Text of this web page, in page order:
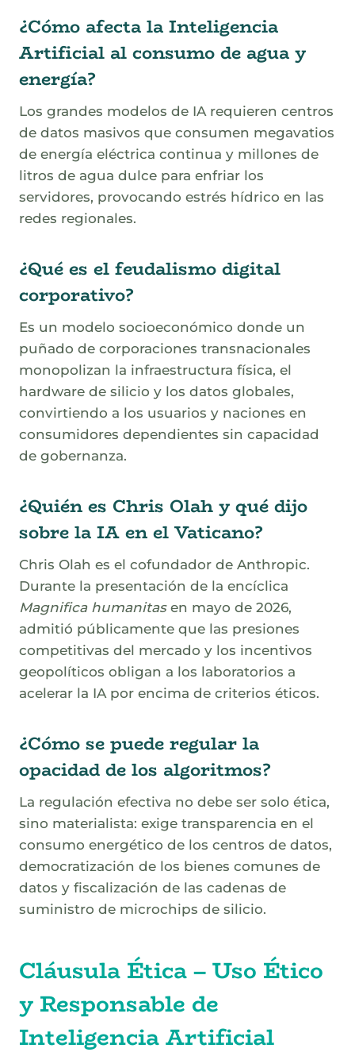
¿Cómo afecta la Inteligencia
Artificial al consumo de agua y
energía?
Los grandes modelos de IA requieren centros
de datos masivos que consumen megavatios
de energía eléctrica continua y millones de
litros de agua dulce para enfriar los
servidores, provocando estrés hídrico en las
redes regionales.
¿Qué es el feudalismo digital
corporativo?
Es un modelo socioeconómico donde un
puñado de corporaciones transnacionales
monopolizan la infraestructura física, el
hardware de silicio y los datos globales,
convirtiendo a los usuarios y naciones en
consumidores dependientes sin capacidad
de gobernanza.
¿Quién es Chris Olah y qué dijo
sobre la IA en el Vaticano?
Chris Olah es el cofundador de Anthropic.
Durante la presentación de la encíclica
Magnifica humanitasen mayo de 2026,
admitió públicamente que las presiones
competitivas del mercado y los incentivos
geopolíticos obligan a los laboratorios a
acelerar la IA por encima de criterios éticos.
¿Cómo se puede regular la
opacidad de los algoritmos?
La regulación efectiva no debe ser solo ética,
sino materialista: exige transparencia en el
consumo energético de los centros de datos,
democratización de los bienes comunes de
datos y fiscalización de las cadenas de
suministro de microchips de silicio.
Cláusula Ética – Uso Ético
y Responsable de
Inteligencia Artificial